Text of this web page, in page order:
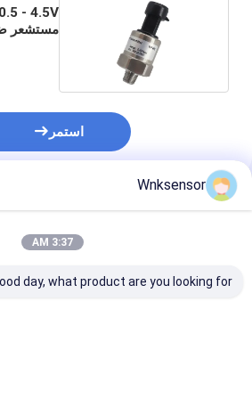
- 4.5V
مستشعر
استمر
المنتجات الموصى بها
Wnksensor
3:37 AM
day, what product are you looking for?